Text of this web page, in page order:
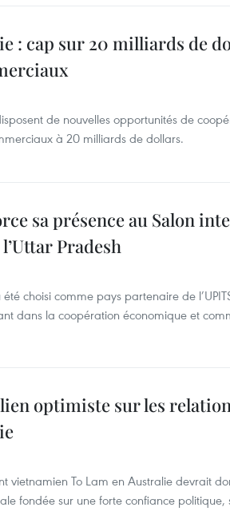
: cap sur 20 milliards de
de nouvelles opportunités de
à 20 milliards de dollars.
sa présence au Salon
Pradesh
choisi comme pays partenaire de
dans la coopération économique et
optimiste sur les
vietnamien To Lam en Australie devrait
fondée sur une forte confiance politique,